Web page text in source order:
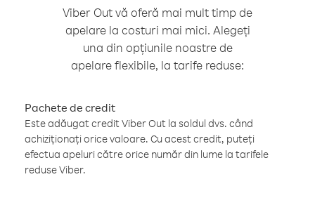
Viber Out vă oferă mai mult timp de
apelare la costuri mai mici. Alegeți
una din opțiunile noastre de
apelare flexibile, la tarife reduse:
Pachete de credit
Este adăugat credit Viber Out la soldul dvs. când
achiziționați orice valoare. Cu acest credit, puteți
efectua apeluri către orice număr din lume la tarifele
reduse Viber.